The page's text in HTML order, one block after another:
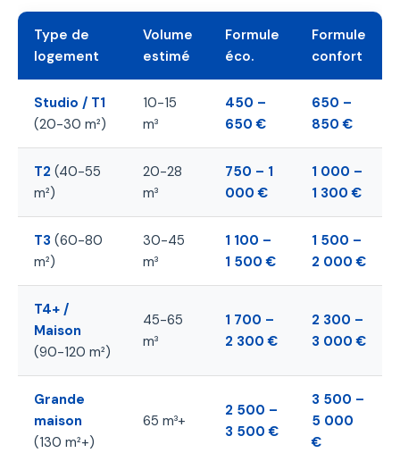
Type de
logement
Volume
estimé
Formule
éco.
Formule
confort
Studio / T1
(20-30 m²)
10-15
m³
450 –
650 €
650 –
850 €
T2 (40-55
m²)
20-28
m³
750 – 1
000 €
1 000 –
1 300 €
T3 (60-80
m²)
30-45
m³
1 100 –
1 500 €
1 500 –
2 000 €
T4+ /
Maison
(90-120 m²)
45-65
m³
1 700 –
2 300 €
2 300 –
3 000 €
Grande
maison
(130 m²+)
65 m³+
2 500 –
3 500 €
3 500 –
5 000
€